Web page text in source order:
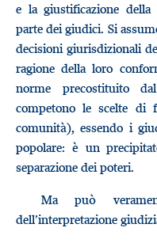
e la giustificazione
parte dei giudici. Si
decisioni giurisdizionali
ragione della loro
norme precostituito
competono le scelte di
comunità), essendo i
popolare: è un
separazione dei poteri.
Ma può
dell’interpretazione